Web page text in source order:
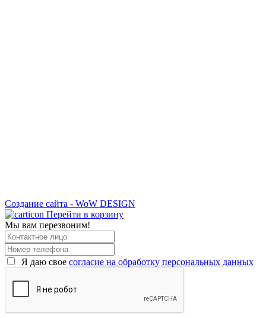
Создание сайта - WoW DESIGN
Перейти в корзину
Мы вам перезвоним!
Я даю свое согласие на обработку персональных данных